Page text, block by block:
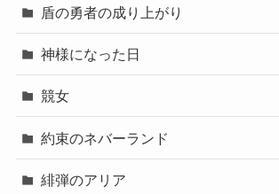
盾の勇者の成り上がり
神様になった日
競女
約束のネバーランド
緋弾のアリア